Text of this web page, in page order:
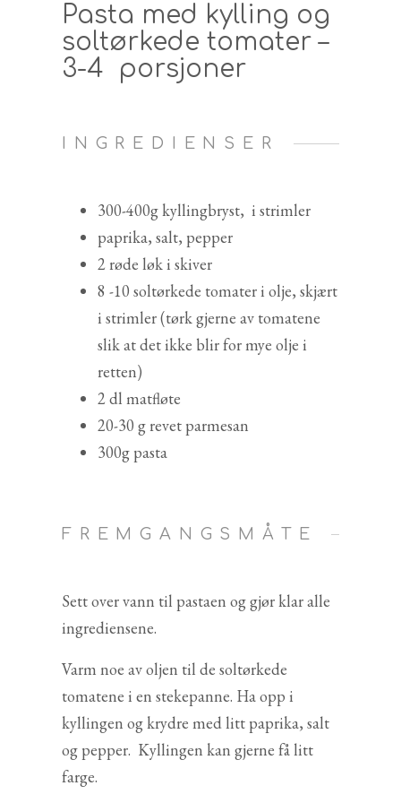
Pasta med kylling og
soltørkede tomater –
3-4 porsjoner
INGREDIENSER
300-400g kyllingbryst, i strimler
paprika, salt, pepper
2 røde løk i skiver
8 -10 soltørkede tomater i olje, skjært
i strimler (tørk gjerne av tomatene
slik at det ikke blir for mye olje i
retten)
2 dl matfløte
20-30 g revet parmesan
300g pasta
FREMGANGSMÅTE
Sett over vann til pastaen og gjør klar alle
ingrediensene.
Varm noe av oljen til de soltørkede
tomatene i en stekepanne. Ha opp i
kyllingen og krydre med litt paprika, salt
og pepper. Kyllingen kan gjerne få litt
farge.